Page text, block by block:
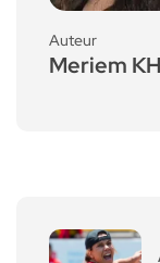
Auteur
Meriem